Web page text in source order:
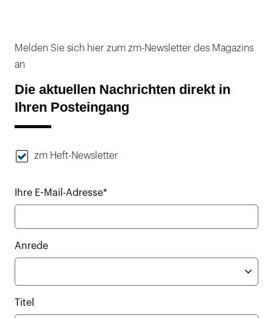
Melden Sie sich hier zum zm-Newsletter des Magazins
an
Die aktuellen Nachrichten direkt in
Ihren Posteingang
zm Heft-Newsletter
Ihre E-Mail-Adresse*
Anrede
Titel